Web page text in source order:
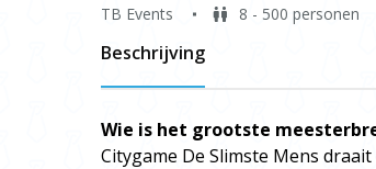
TB Events 8 - 500 personen
Beschrijving
Wie is het grootste
Citygame De Slimste Mens